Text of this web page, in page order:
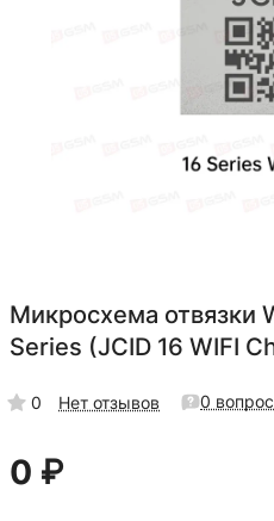
Микросхема отвязки
Series (JCID 16 WIFI
0 Нет отзывов 0
0 ₽